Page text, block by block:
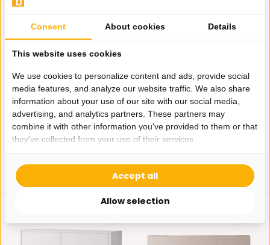
Dressoir Palermo - Bruin -
Geef je interieur een serene
uitstraling met de ...
Niet op voorraad
575,-
Nieuw!
Deze moderne gangkast is
ideaal voor een opgerui...
Op voorraad
195,-
Consent About cookies Details
This website uses cookies
We use cookies to personalize content and ads, provide social
media features, and analyze our website traffic. We also share
information about your use of our site with our social media,
advertising, and analytics partners. These partners may
combine it with other information you've provided to them or that
they've collected from your use of their services.
Allow selection
Accept all